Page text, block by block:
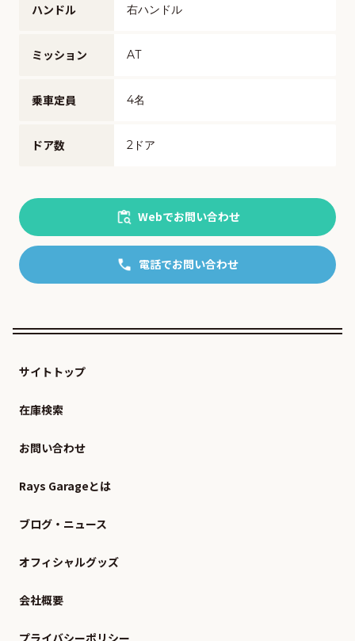
ハンドル 右ハンドル
ミッション AT
乗車定員 4名
ドア数 2ドア
Webでお問い合わせ
電話でお問い合わせ
サイトトップ
Rays Garageとは
会社概要
在庫検索
ブログ・ニュース
お問い合わせ
オフィシャルグッズ